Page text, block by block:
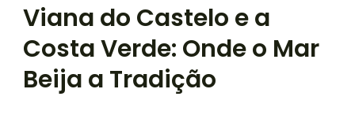
Viana do Castelo e a
Costa Verde: Onde o Mar
Beija a Tradição